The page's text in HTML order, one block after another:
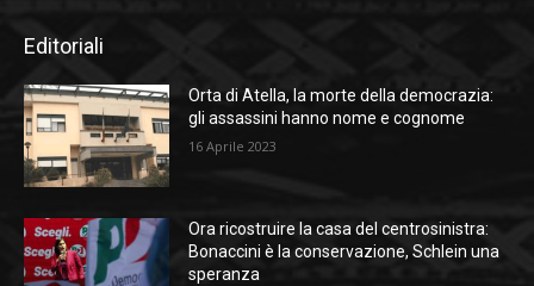
Editoriali
Orta di Atella, la morte della democrazia:
gli assassini hanno nome e cognome
16 Aprile 2023
Ora ricostruire la casa del centrosinistra:
Bonaccini è la conservazione, Schlein una
speranza